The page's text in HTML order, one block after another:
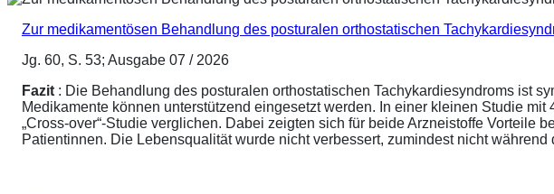
Zur medikamentösen Behandlung des posturalen orthostatischen
Jg. 60, S. 53; Ausgabe 07 / 2026
Fazit : Die Behandlung des posturalen orthostatischen Tachykardiesyndroms ist
Medikamente können unterstützend eingesetzt werden. In einer kleinen Studie
„Cross-over“-Studie verglichen. Dabei zeigten sich für beide Arzneistoffe
Patientinnen. Die Lebensqualität wurde nicht verbessert, zumindest nicht